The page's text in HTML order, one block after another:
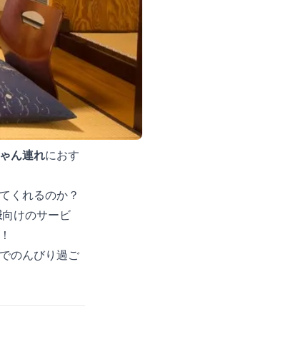
ん連れにおす
くれるのか？
向けのサービ
のんびり過ご